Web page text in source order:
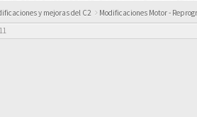
y mejoras del C2 Modificaciones Motor -